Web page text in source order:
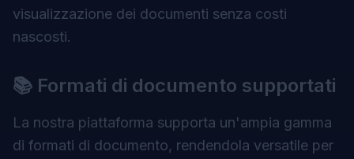
visualizzazione dei documenti senza costi
nascosti.
📚 Formati di documento supportati
La nostra piattaforma supporta un'ampia gamma
di formati di documento, rendendola versatile per